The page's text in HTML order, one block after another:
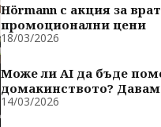
Hörmann с акция за
промоционални цени
18/03/2026
Може ли AI да бъде
домакинството?
14/03/2026